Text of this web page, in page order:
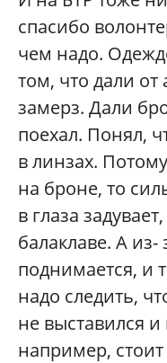
спасибо
чем надо.
том, что дали
замерз. Дали
поехал. Понял,
в линзах.
на броне, то
в глаза
балаклаве. А из-
поднимается, и
надо следить,
не выставился
например,